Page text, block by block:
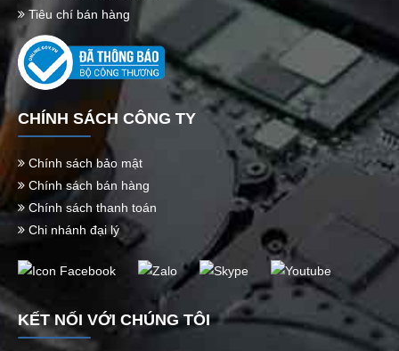
Tiêu chí bán hàng
CHÍNH SÁCH CÔNG TY
Chính sách bảo mật
Chính sách bán hàng
Chính sách thanh toán
Chi nhánh đại lý
KẾT NỐI VỚI CHÚNG TÔI